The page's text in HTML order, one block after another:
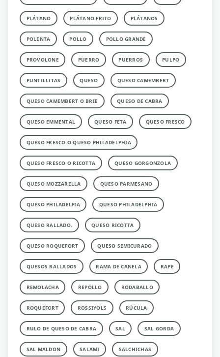
PLÁTANO PLÁTANO FRITO PLÁTANOS
POLENTA POLLO POLLO GRANDE
PROVOLONE PUERRO PUERROS PULPO
PUNTILLITAS QUESO QUESO CAMEMBERT
QUESO CAMEMBERT O BRIE QUESO DE CABRA
QUESO EMMENTAL QUESO FETA QUESO FRESCO
QUESO FRESCO O QUESO PHILADELPHIA
QUESO FRESCO O RICOTTA QUESO GORGONZOLA
QUESO MOZZARELLA QUESO PARMESANO
QUESO PHILADELFIA QUESO PHILADELPHIA
QUESO RALLADO. QUESO RICOTTA
QUESO ROQUEFORT QUESO SEMICURADO
QUESOS RALLADOS RAMA DE CANELA RAPE
REMOLACHA REPOLLO RODABALLO
ROQUEFORT ROSSIYOLS RÚCULA
RULO DE QUESO DE CABRA SAL SAL GORDA
SAL MALDON SALAMI SALCHICHAS